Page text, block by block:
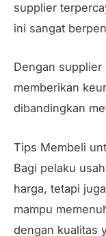
supplier
ini sangat
Dengan
memberikan
dibandingkan
Tips Membeli
Bagi pelaku
harga, tetapi
mampu
dengan kualitas